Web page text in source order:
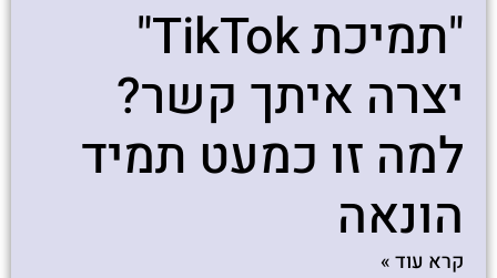
"תמיכת TikTok"
יצרה איתך קשר?
למה זו כמעט תמיד
הונאה
קרא עוד »